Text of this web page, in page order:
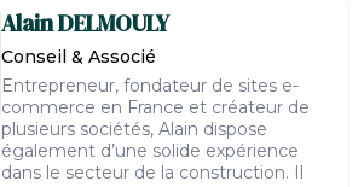
AlainDELMOULY
Conseil & Associé
Entrepreneur, fondateur de sites e-
commerce en France et créateur de
plusieurs sociétés, Alain dispose
également d’une solide expérience
dans le secteur de la construction. Il